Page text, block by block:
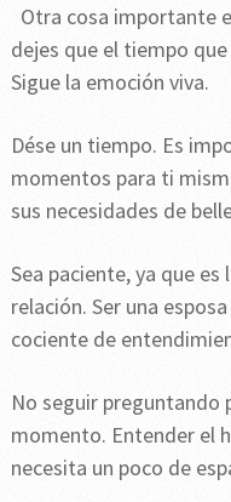
Otra cosa importante
dejes que el tiempo
Sigue la emoción viva.
Dése un tiempo. Es
momentos para ti
sus necesidades de
Sea paciente, ya que
relación. Ser una
cociente de
No seguir preguntando
momento. Entender el
necesita un poco de